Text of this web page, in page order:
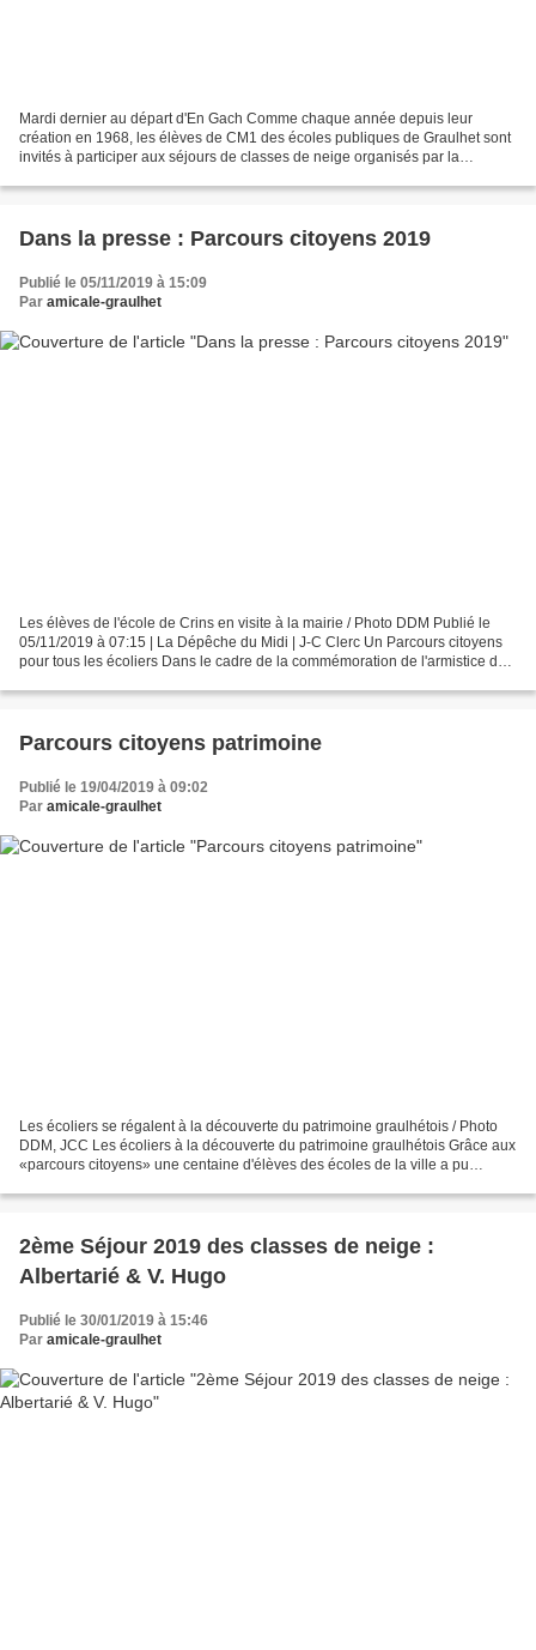
Mardi dernier au départ d'En Gach Comme chaque année depuis leur
création en 1968, les élèves de CM1 des écoles publiques de Graulhet sont
invités à participer aux séjours de classes de neige organisés par la
Dans la presse : Parcours citoyens 2019
Publié le 05/11/2019 à 15:09
Par amicale-graulhet
Les élèves de l'école de Crins en visite à la mairie / Photo DDM Publié le
05/11/2019 à 07:15 | La Dépêche du Midi | J-C Clerc Un Parcours citoyens
pour tous les écoliers Dans le cadre de la commémoration de l'armistice du
Parcours citoyens patrimoine
Publié le 19/04/2019 à 09:02
Par amicale-graulhet
Les écoliers se régalent à la découverte du patrimoine graulhétois / Photo
DDM, JCC Les écoliers à la découverte du patrimoine graulhétois Grâce aux
«parcours citoyens» une centaine d'élèves des écoles de la ville a pu
2ème Séjour 2019 des classes de neige :
Albertarié & V. Hugo
Publié le 30/01/2019 à 15:46
Par amicale-graulhet